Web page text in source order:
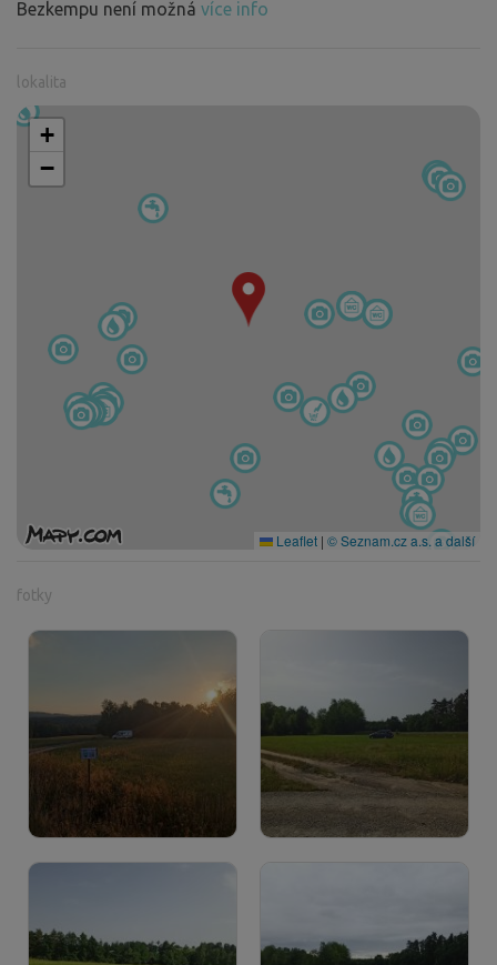
Bezkempu není možná více info
lokalita
+
−
Leaflet | © Seznam.cz a.s. a další
fotky